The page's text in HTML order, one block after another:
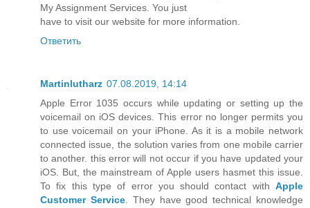
My Assignment Services. You just
have to visit our website for more information.
Ответить
Martinlutharz 07.08.2019, 14:14
Apple Error 1035 occurs while updating or setting up the
voicemail on iOS devices. This error no longer permits you
to use voicemail on your iPhone. As it is a mobile network
connected issue, the solution varies from one mobile carrier
to another. this error will not occur if you have updated your
iOS. But, the mainstream of Apple users hasmet this issue.
To fix this type of error you should contact with Apple
Customer Service. They have good technical knowledge